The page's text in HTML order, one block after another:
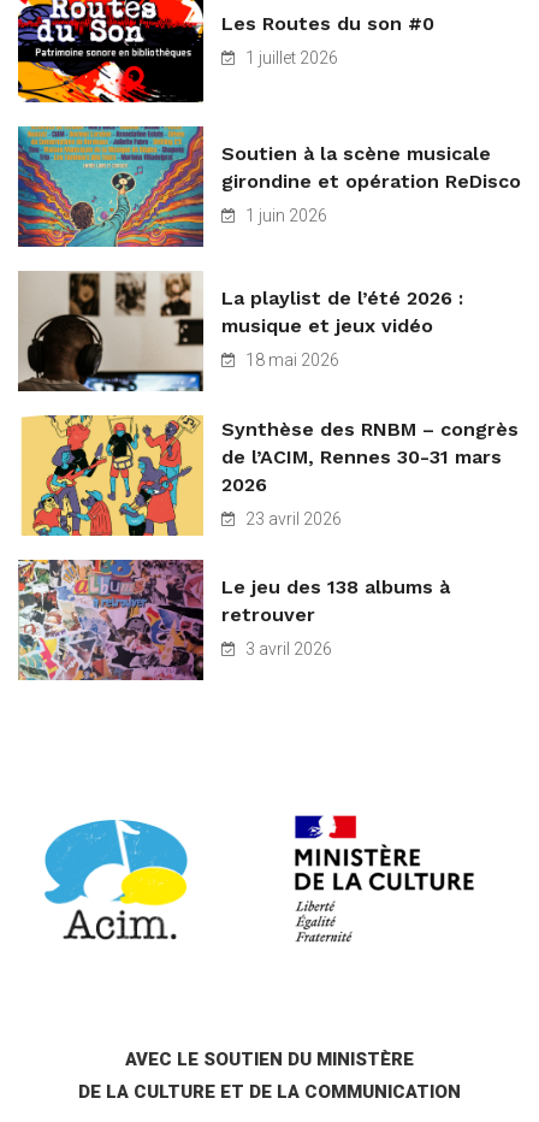
Les Routes du son #0
1 juillet 2026
Soutien à la scène musicale
girondine et opération ReDisco
1 juin 2026
La playlist de l’été 2026 :
musique et jeux vidéo
18 mai 2026
Synthèse des RNBM – congrès
de l’ACIM, Rennes 30-31 mars
2026
23 avril 2026
Le jeu des 138 albums à
retrouver
3 avril 2026
AVEC LE SOUTIEN DU MINISTÈRE
DE LA CULTURE ET DE LA COMMUNICATION